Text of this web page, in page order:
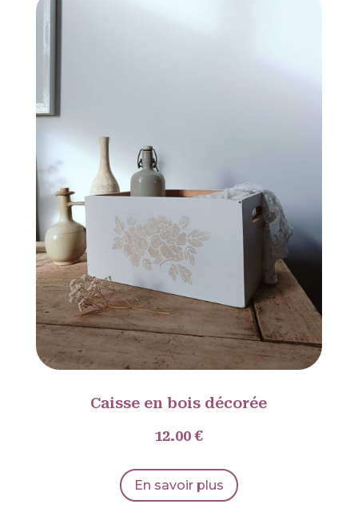
Caisse en bois décorée
12.00 €
En savoir plus